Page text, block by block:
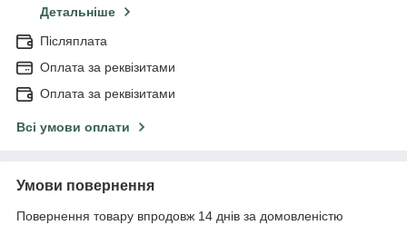
Детальніше
Післяплата
Оплата за реквізитами
Оплата за реквізитами
Всі умови оплати
Умови повернення
Повернення товару впродовж 14 днів за домовленістю